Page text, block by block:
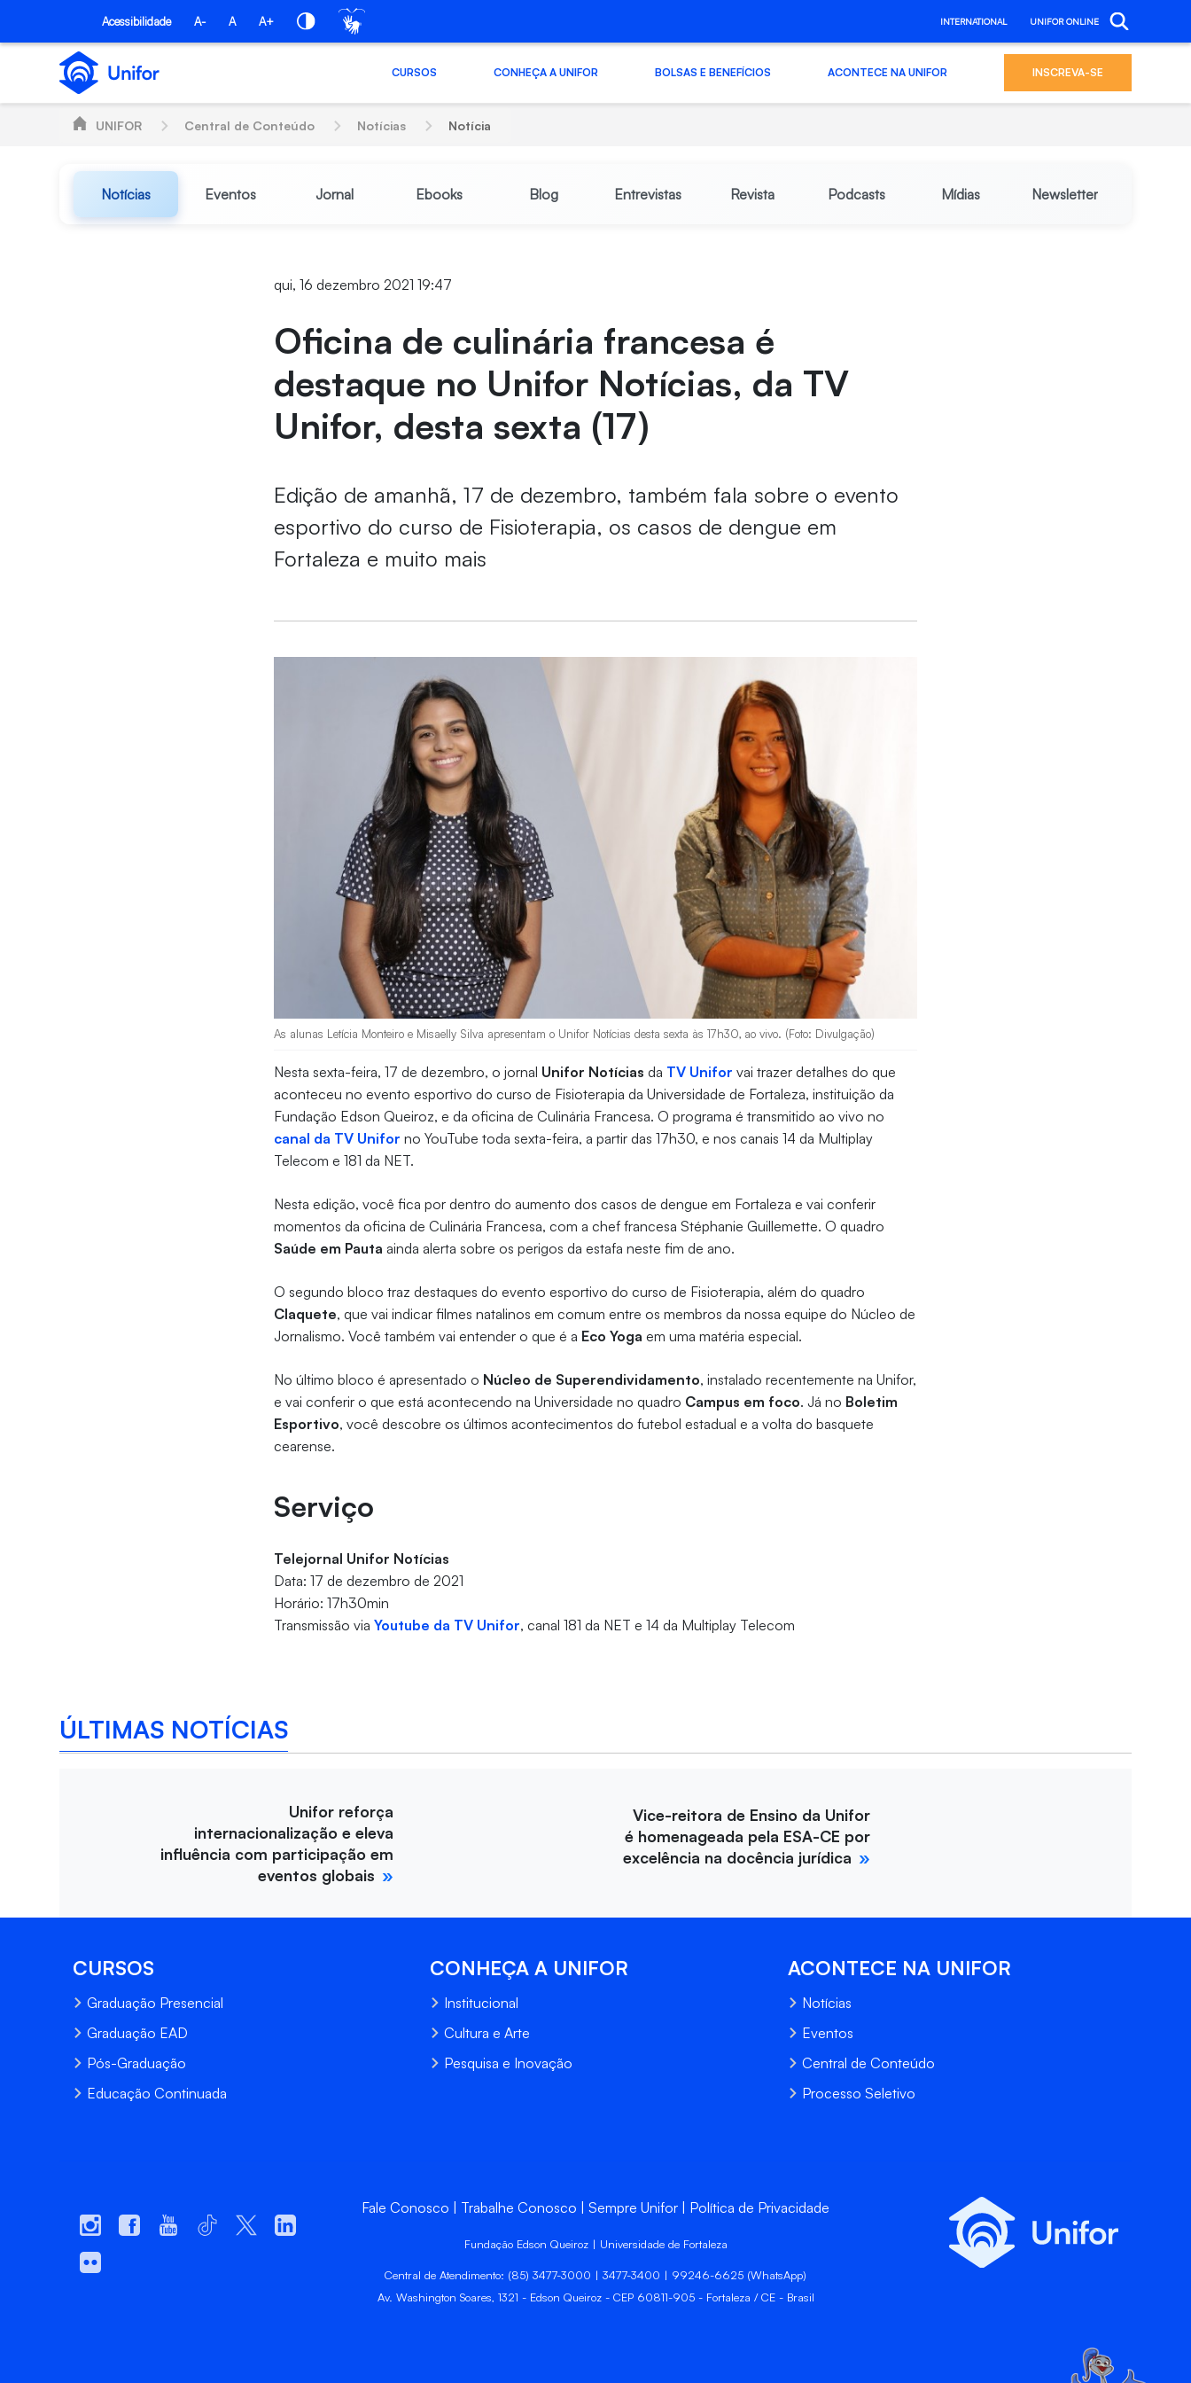
Pular para o Conteúdo principal
Acessibilidade A- A A+ INTERNATIONAL UNIFOR ONLINE
CURSOS CONHEÇA A UNIFOR BOLSAS E BENEFÍCIOS ACONTECE NA UNIFOR INSCREVA-SE
UNIFOR Central de Conteúdo Notícias Notícia
Notícias Eventos Jornal Ebooks Blog Entrevistas Revista Podcasts Mídias Newsletter
qui, 16 dezembro 2021 19:47
Oficina de culinária francesa é
destaque no Unifor Notícias, da TV
Unifor, desta sexta (17)
Edição de amanhã, 17 de dezembro, também fala sobre o evento
esportivo do curso de Fisioterapia, os casos de dengue em
Fortaleza e muito mais
As alunas Letícia Monteiro e Misaelly Silva apresentam o Unifor Notícias desta sexta às 17h30, ao vivo. (Foto: Divulgação)
Nesta sexta-feira, 17 de dezembro, o jornal Unifor Notícias da TV Unifor vai trazer detalhes do que
aconteceu no evento esportivo do curso de Fisioterapia da Universidade de Fortaleza, instituição da
Fundação Edson Queiroz, e da oficina de Culinária Francesa. O programa é transmitido ao vivo no
canal da TV Unifor no YouTube toda sexta-feira, a partir das 17h30, e nos canais 14 da Multiplay
Telecom e 181 da NET.
Nesta edição, você fica por dentro do aumento dos casos de dengue em Fortaleza e vai conferir
momentos da oficina de Culinária Francesa, com a chef francesa Stéphanie Guillemette. O quadro
Saúde em Pauta ainda alerta sobre os perigos da estafa neste fim de ano.
O segundo bloco traz destaques do evento esportivo do curso de Fisioterapia, além do quadro
Claquete, que vai indicar filmes natalinos em comum entre os membros da nossa equipe do Núcleo de
Jornalismo. Você também vai entender o que é a Eco Yoga em uma matéria especial.
No último bloco é apresentado o Núcleo de Superendividamento, instalado recentemente na Unifor,
e vai conferir o que está acontecendo na Universidade no quadro Campus em foco. Já no Boletim
Esportivo, você descobre os últimos acontecimentos do futebol estadual e a volta do basquete
cearense.
Serviço
Telejornal Unifor Notícias
Data: 17 de dezembro de 2021
Horário: 17h30min
Transmissão viaYoutube da TV Unifor, canal 181 da NET e 14 da Multiplay Telecom
ÚLTIMAS NOTÍCIAS
Unifor reforça
internacionalização e eleva
influência com participação em
eventos globais
Vice-reitora de Ensino da Unifor
é homenageada pela ESA-CE por
excelência na docência jurídica
CURSOS
Graduação Presencial
Graduação EAD
Pós-Graduação
Educação Continuada
CONHEÇA A UNIFOR
Institucional
Cultura e Arte
Pesquisa e Inovação
ACONTECE NA UNIFOR
Notícias
Eventos
Central de Conteúdo
Processo Seletivo
Fale Conosco Trabalhe Conosco Sempre Unifor Política de Privacidade
Fundação Edson Queiroz | Universidade de Fortaleza
Central de Atendimento: (85) 3477-3000 | 3477-3400 | 99246-6625 (WhatsApp)
Av. Washington Soares, 1321 - Edson Queiroz - CEP 60811-905 - Fortaleza / CE - Brasil